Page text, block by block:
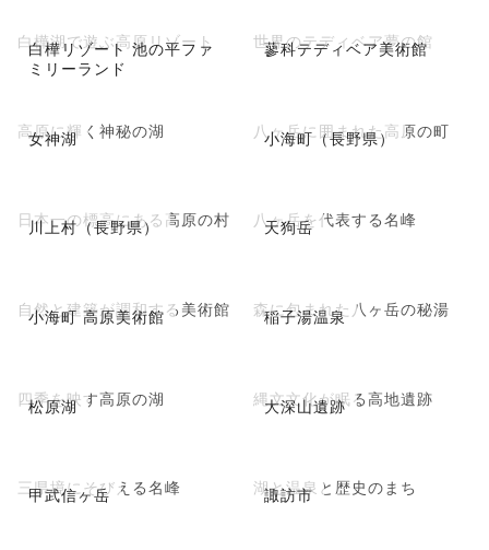
白樺リゾート 池の平ファ
ミリーランド
白樺湖で遊ぶ高原リゾート 蓼科テディベア美術館
世界のテディベア夢の館
女神湖
高原に輝く神秘の湖 小海町（長野県）
八ヶ岳に囲まれた高原の町
川上村（長野県）
日本一の標高にある高原の村 天狗岳
八ヶ岳を代表する名峰
小海町 高原美術館
自然と建築が調和する美術館 稲子湯温泉
森に包まれた八ヶ岳の秘湯
松原湖
四季を映す高原の湖 大深山遺跡
縄文文化が眠る高地遺跡
甲武信ヶ岳
三県境にそびえる名峰 諏訪市
湖と温泉と歴史のまち